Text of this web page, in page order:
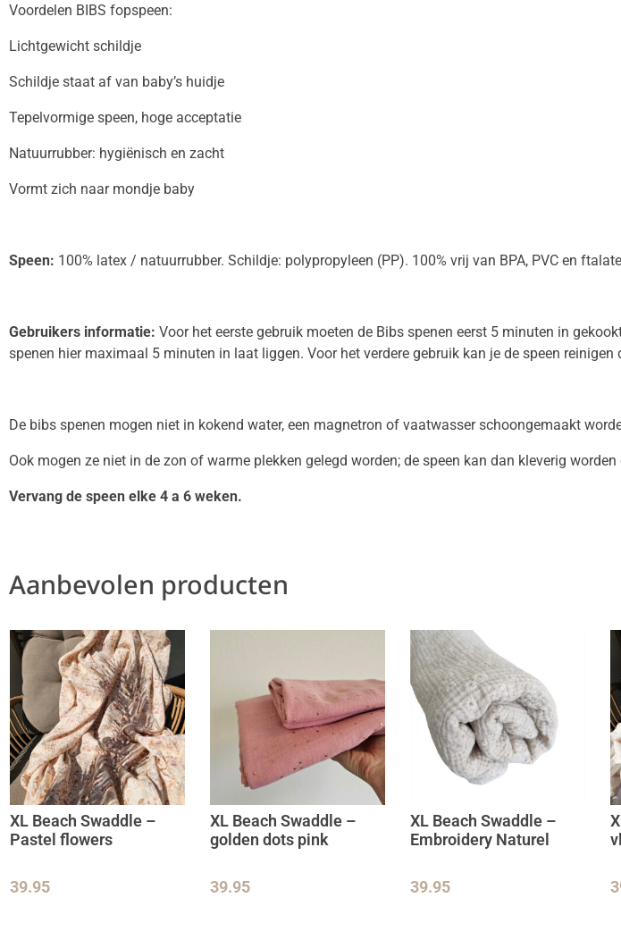
Voordelen BIBS fopspeen:
Lichtgewicht schildje
Schildje staat af van baby’s huidje
Tepelvormige speen, hoge acceptatie
Natuurrubber: hygiënisch en zacht
Vormt zich naar mondje baby
Speen: 100% latex / natuurrubber. Schildje: polypropyleen (PP). 100% vrij van BPA, PVC en
Gebruikers informatie: Voor het eerste gebruik moeten de Bibs spenen eerst 5 minuten in
spenen hier maximaal 5 minuten in laat liggen. Voor het verdere gebruik kan je de speen reinigen
De bibs spenen mogen niet in kokend water, een magnetron of vaatwasser schoongemaakt
Ook mogen ze niet in de zon of warme plekken gelegd worden; de speen kan dan kleverig worden
Vervang de speen elke 4 a 6 weken.
Aanbevolen producten
XL Beach Swaddle –
Pastel flowers
39.95
XL Beach Swaddle –
golden dots pink
39.95
XL Beach Swaddle –
Embroidery Naturel
39.95